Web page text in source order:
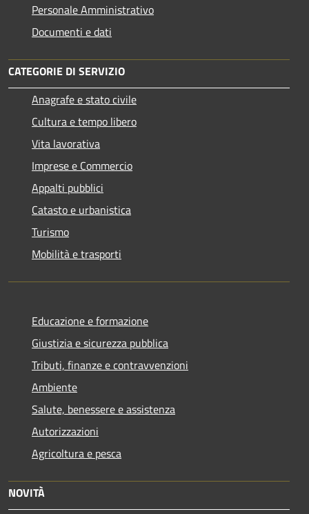
Personale Amministrativo
Documenti e dati
CATEGORIE DI SERVIZIO
Anagrafe e stato civile
Cultura e tempo libero
Vita lavorativa
Imprese e Commercio
Appalti pubblici
Catasto e urbanistica
Turismo
Mobilità e trasporti
Educazione e formazione
Giustizia e sicurezza pubblica
Tributi, finanze e contravvenzioni
Ambiente
Salute, benessere e assistenza
Autorizzazioni
Agricoltura e pesca
NOVITÀ